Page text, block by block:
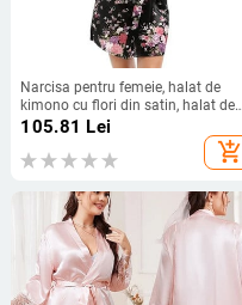
Narcisa pentru femeie, halat de
kimono cu flori din satin, halat de
mireasa, halate de domnisoara de
105.81 Lei
add_shopping_cart